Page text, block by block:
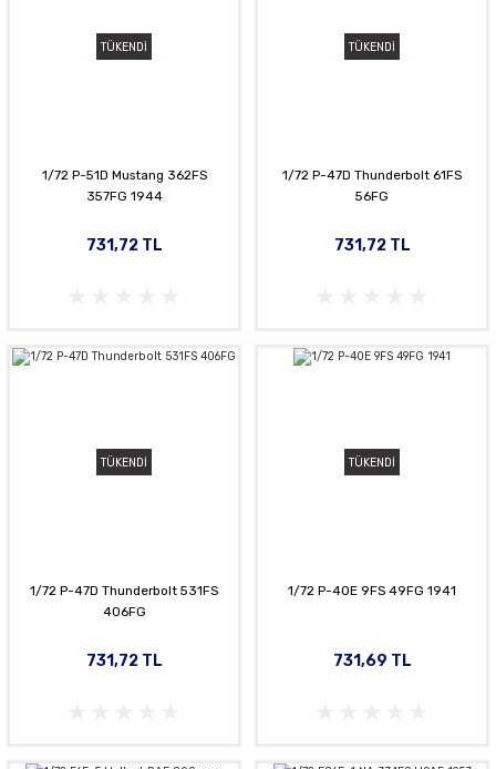
TÜKENDİ
1/72 P-51D Mustang 362FS
357FG 1944
731,72 TL
TÜKENDİ
1/72 P-47D Thunderbolt 61FS
56FG
731,72 TL
TÜKENDİ
1/72 P-47D Thunderbolt 531FS
406FG
731,72 TL
TÜKENDİ
1/72 P-40E 9FS 49FG 1941
731,69 TL